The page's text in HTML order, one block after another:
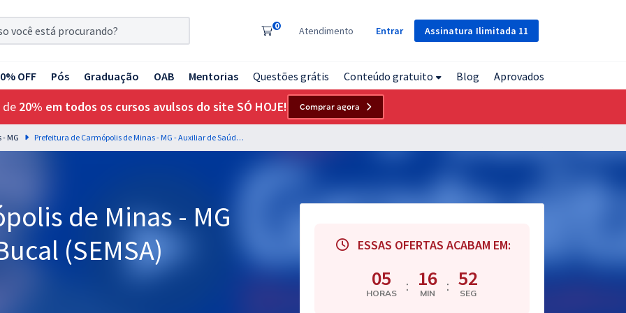
Assinatura Ilimitada 11
0 Atendimento Entrar
OFF Pós Graduação OAB Mentorias Questões grátis Conteúdo gratuito Blog Aprovados
de 20% em todos os cursos avulsos do site SÓ HOJE! Comprar agora
MG Prefeitura de Carmópolis de Minas - MG - Auxiliar de Saúde Bucal (SEMSA)
de Minas - MG
(SEMSA)
ESSAS OFERTAS ACABAM EM:
05
HORAS : 16
MIN : 51
SEG